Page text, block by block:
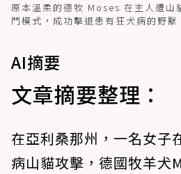
原本溫柔的德牧 Moses 在主人遭山
鬥模式，成功擊退患有狂犬病的野
AI摘要
文章摘要整理：
在亞利桑那州，一名女子
病山貓攻擊，德國牧羊犬